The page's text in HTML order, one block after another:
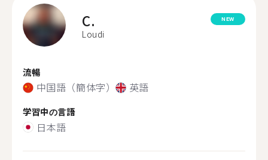
C.
Loudi
NEW
流暢
中国語（簡体字） 英語
学習中の言語
日本語